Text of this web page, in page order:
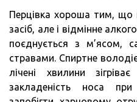
Перцівка хороша тим, що
засіб, але і відмінне
поєднується з м’ясом,
стравами. Спиртне
лічені хвилини
закладеність носа